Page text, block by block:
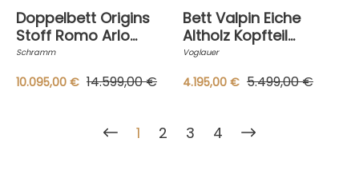
Doppelbett Origins
Stoff Romo Arlo
Flamingo 7929 01
Eiche Wengefarbig
Schramm
10.095,00 € 14.599,00 €
Bett Valpin Eiche
Altholz Kopfteil
Rindnappaleder
Nachttische Und
Voglauer
4.195,00 € 5.499,00 €
1 2 3 4